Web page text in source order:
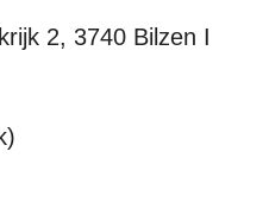
2, 3740 Bilzen I